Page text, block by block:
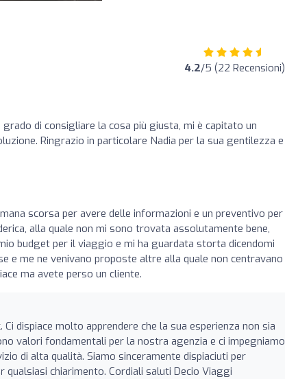
4.2/5 (22 Recensioni)
di consigliare la cosa più giusta, mi è capitato un
Ringrazio in particolare Nadia per la sua gentilezza e
scorsa per avere delle informazioni e un preventivo per
alla quale non mi sono trovata assolutamente bene,
budget per il viaggio e mi ha guardata storta dicendomi
e me ne venivano proposte altre alla quale non centravano
ma avete perso un cliente.
dispiace molto apprendere che la sua esperienza non sia
valori fondamentali per la nostra agenzia e ci impegniamo
di alta qualità. Siamo sinceramente dispiaciuti per
chiarimento. Cordiali saluti Decio Viaggi